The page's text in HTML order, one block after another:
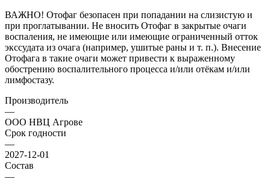
ВАЖНО! Отофаг безопасен при попадании на слизистую и
при проглатывании. Не вносить Отофаг в закрытые очаги
воспаления, не имеющие или имеющие ограниченный отток
экссудата из очага (например, ушитые раны и т. п.). Внесение
Отофага в такие очаги может привести к выраженному
обострению воспалительного процесса и/или отёкам и/или
лимфостазу.
Производитель
—
ООО НВЦ Агрове
Срок годности
—
2027-12-01
Состав
—